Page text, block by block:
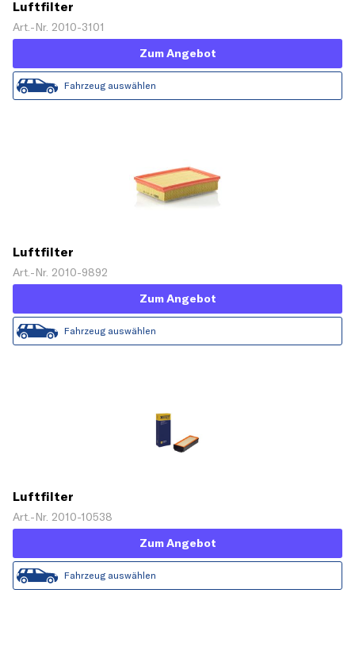
Luftfilter
Art.-Nr. 2010-3101
Zum Angebot
Fahrzeug auswählen
Luftfilter
Art.-Nr. 2010-9892
Zum Angebot
Fahrzeug auswählen
Luftfilter
Art.-Nr. 2010-10538
Zum Angebot
Fahrzeug auswählen